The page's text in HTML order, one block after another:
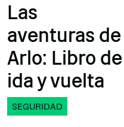
Las
aventuras de
Arlo: Libro de
ida y vuelta
SEGURIDAD